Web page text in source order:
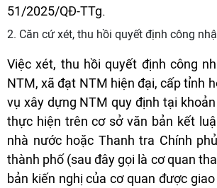
51/2025/QĐ-TTg.
2. Căn cứ xét, thu hồi quyết định công
Việc xét, thu hồi quyết định công
NTM, xã đạt NTM hiện đại, cấp tỉnh
vụ xây dựng NTM quy định tại
thực hiện trên cơ sở văn bản kết
nhà nước hoặc Thanh tra Chính
thành phố (sau đây gọi là cơ quan
bản kiến nghị của cơ quan được